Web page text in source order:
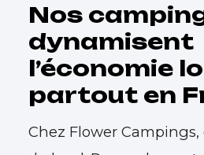
Nos
dynamisent
l’économie
partout en
Chez Flower